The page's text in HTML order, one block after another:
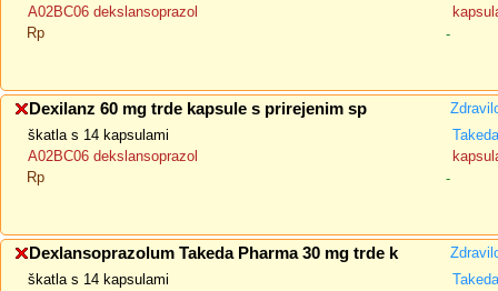
A02BC06 dekslansoprazol
Rp
-
Dexilanz 60 mg trde kapsule s prirejenim sp
škatla s 14 kapsulami
A02BC06 dekslansoprazol
Rp
-
Dexlansoprazolum Takeda Pharma 30 mg trde k
škatla s 14 kapsulami